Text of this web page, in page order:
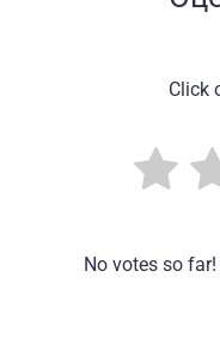
Click
No votes so